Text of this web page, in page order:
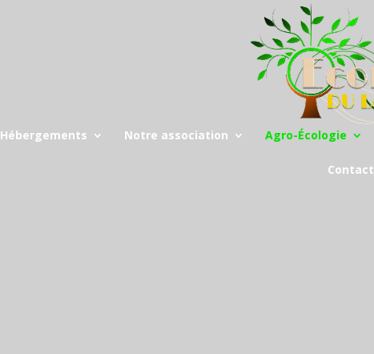
Hébergements Notre association Agro-Écologie
Contact